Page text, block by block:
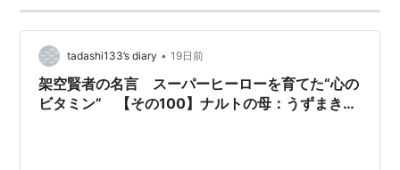
tadashi133’s diary • 19日前
架空賢者の名言 スーパーヒーローを育てた“心の
ビタミン” 【その100】ナルトの母：うずまきク